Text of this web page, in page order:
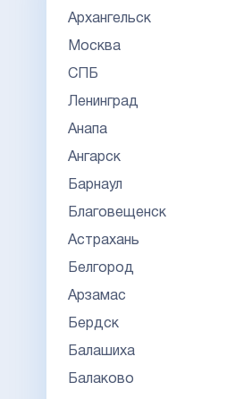
Архангельск
Москва
СПБ
Ленинград
Анапа
Ангарск
Барнаул
Благовещенск
Астрахань
Белгород
Арзамас
Бердск
Балашиха
Балаково